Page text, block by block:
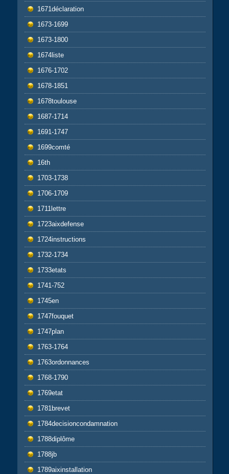
1671déclaration
1673-1699
1673-1800
1674liste
1676-1702
1678-1851
1678toulouse
1687-1714
1691-1747
1699comté
16th
1703-1738
1706-1709
1711lettre
1723aixdefense
1724instructions
1732-1734
1733etats
1741-752
1745en
1747fouquet
1747plan
1763-1764
1763ordonnances
1768-1790
1769etat
1781brevet
1784decisioncondamnation
1788diplôme
1788jb
1789aixinstallation